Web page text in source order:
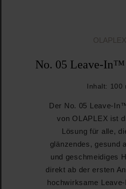
OLAPLEX
No. 05 Leave-
Inhalt: 100
Der No. 05 Leave-
von OLAPLEX ist
Lösung für alle,
glänzendes, gesund
und geschmeidiges
direkt ab der ersten
hochwirksame